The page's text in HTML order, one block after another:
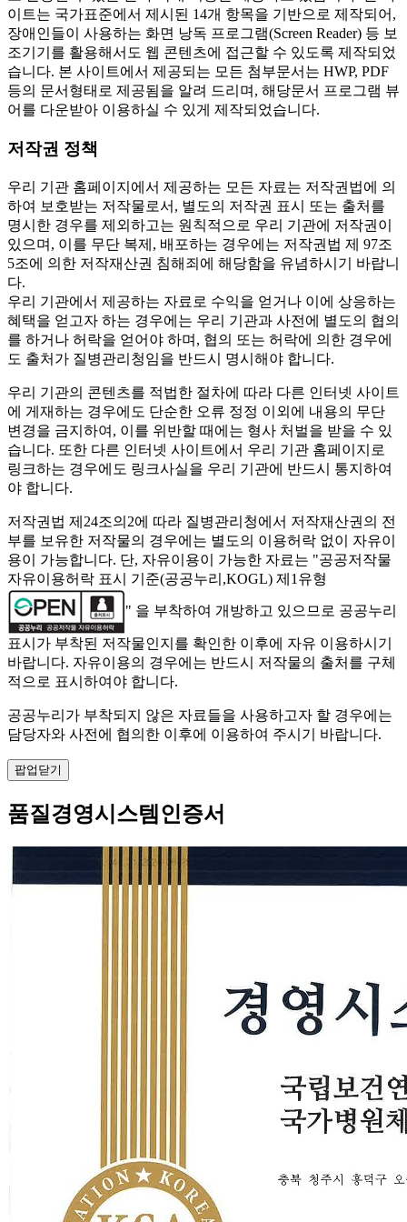
이트는 국가표준에서 제시된 14개 항목을 기반으로 제작되어,
장애인들이 사용하는 화면 낭독 프로그램(Screen Reader) 등 보
조기기를 활용해서도 웹 콘텐츠에 접근할 수 있도록 제작되었
습니다. 본 사이트에서 제공되는 모든 첨부문서는 HWP, PDF
등의 문서형태로 제공됨을 알려 드리며, 해당문서 프로그램 뷰
어를 다운받아 이용하실 수 있게 제작되었습니다.
저작권 정책
우리 기관 홈페이지에서 제공하는 모든 자료는 저작권법에 의
하여 보호받는 저작물로서, 별도의 저작권 표시 또는 출처를
명시한 경우를 제외하고는 원칙적으로 우리 기관에 저작권이
있으며, 이를 무단 복제, 배포하는 경우에는 저작권법 제 97조
5조에 의한 저작재산권 침해죄에 해당함을 유념하시기 바랍니
다.
우리 기관에서 제공하는 자료로 수익을 얻거나 이에 상응하는
혜택을 얻고자 하는 경우에는 우리 기관과 사전에 별도의 협의
를 하거나 허락을 얻어야 하며, 협의 또는 허락에 의한 경우에
도 출처가 질병관리청임을 반드시 명시해야 합니다.
우리 기관의 콘텐츠를 적법한 절차에 따라 다른 인터넷 사이트
에 게재하는 경우에도 단순한 오류 정정 이외에 내용의 무단
변경을 금지하여, 이를 위반할 때에는 형사 처벌을 받을 수 있
습니다. 또한 다른 인터넷 사이트에서 우리 기관 홈페이지로
링크하는 경우에도 링크사실을 우리 기관에 반드시 통지하여
야 합니다.
저작권법 제24조의2에 따라 질병관리청에서 저작재산권의 전
부를 보유한 저작물의 경우에는 별도의 이용허락 없이 자유이
용이 가능합니다. 단, 자유이용이 가능한 자료는 "공공저작물
자유이용허락 표시 기준(공공누리,KOGL) 제1유형
" 을 부착하여 개방하고 있으므로 공공누리
표시가 부착된 저작물인지를 확인한 이후에 자유 이용하시기
바랍니다. 자유이용의 경우에는 반드시 저작물의 출처를 구체
적으로 표시하여야 합니다.
공공누리가 부착되지 않은 자료들을 사용하고자 할 경우에는
담당자와 사전에 협의한 이후에 이용하여 주시기 바랍니다.
팝업닫기
품질경영시스템인증서